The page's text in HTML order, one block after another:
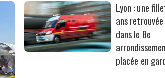
Lyon : une
ans
dans le 8e
placée en